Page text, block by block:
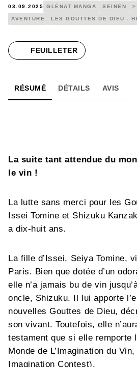
03.09.2025 GLÉNAT MANGA SEINEN >
AVENTURE LES GOUTTES DE DIEU -
FEUILLETER
RÉSUMÉ DÉTAILS AVIS
La suite tant attendue du
le vin !
La lutte sans merci pour les
Issei Tomine et Shizuku
a dix-huit ans.
La fille d’Issei, Seiya Tomine,
Paris. Bien que dotée d’un
elle n’a jamais bu de vin
oncle, Shizuku. Il lui apporte
nouvelles Gouttes de Dieu,
son vivant. Toutefois, elle
testament que si elle remporte
Monde de L’Imagination du
Imagination Contest).